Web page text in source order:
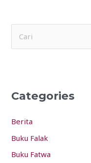
c
f
o
r
Categories
Berita
Buku Falak
Buku Fatwa